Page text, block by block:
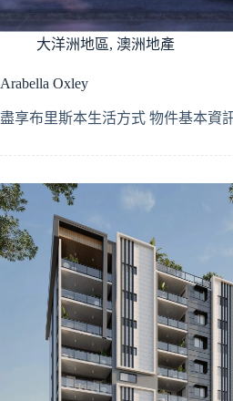
大洋洲地區, 澳洲地產
Arabella Oxley
盡享布里斯本生活方式 物件基本資